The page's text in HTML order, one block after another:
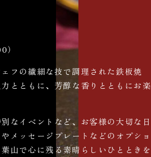
フの繊細な技で調理された鉄板焼
とともに、芳醇な香りとともにお楽
なイベントなど、お客様の大切な日
メッセージプレートなどのオプショ
山で心に残る素晴らしいひとときを